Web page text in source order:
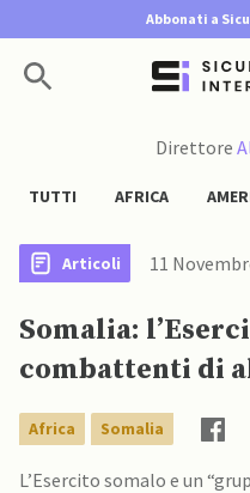
Abbonati a
Direttore
TUTTI AFRICA
Articoli 11
Somalia:
combattenti di
Africa Somalia
L’Esercito somalo e un